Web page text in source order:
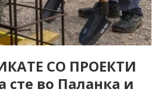
СО ПРОЕКТИ
во Паланка и